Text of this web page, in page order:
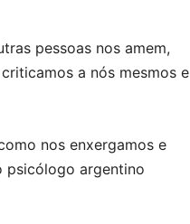
pessoas nos amem,
a nós mesmos e
nos enxergamos e
psicólogo argentino